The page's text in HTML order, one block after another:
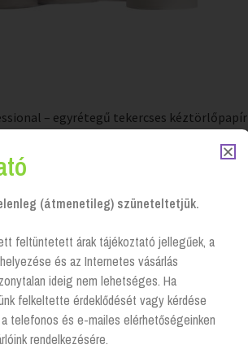
– egyrétegű tekercses kéztörlőpapír
6657” címkével rendelkező termékek
(átmenetileg) szüneteltetjük.
feltüntetett árak tájékoztató jellegűek, a
és az Internetes vásárlás
ideig nem lehetséges. Ha
felkeltette érdeklődését vagy kérdése
a telefonos és e-mailes elérhetőségeinken
rendelkezésére.